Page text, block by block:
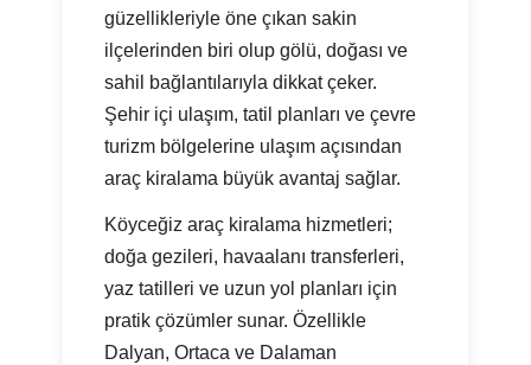
güzellikleriyle öne çıkan sakin
ilçelerinden biri olup gölü, doğası ve
sahil bağlantılarıyla dikkat çeker.
Şehir içi ulaşım, tatil planları ve çevre
turizm bölgelerine ulaşım açısından
araç kiralama büyük avantaj sağlar.
Köyceğiz araç kiralama hizmetleri;
doğa gezileri, havaalanı transferleri,
yaz tatilleri ve uzun yol planları için
pratik çözümler sunar. Özellikle
Dalyan, Ortaca ve Dalaman